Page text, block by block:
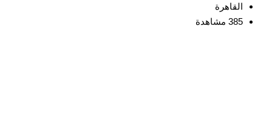
القاهرة
385 مشاهدة